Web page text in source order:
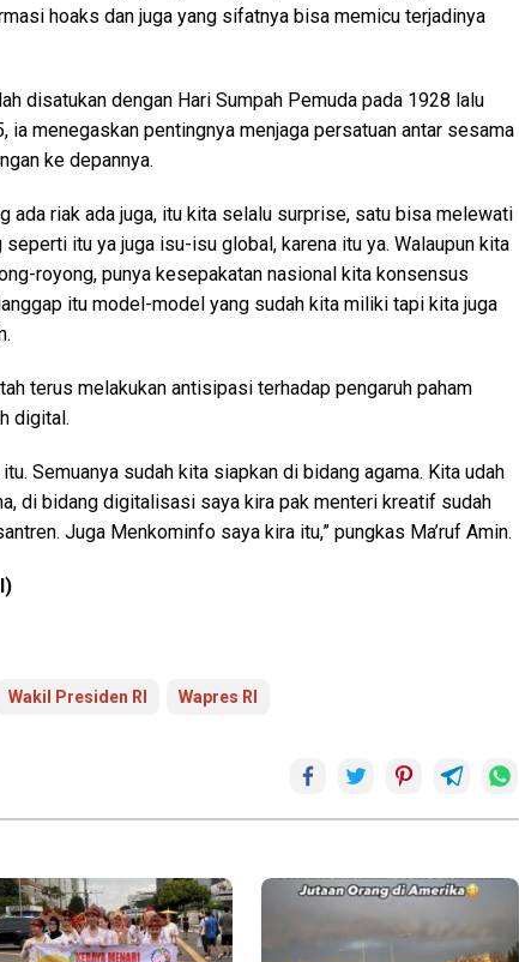
hoaks dan juga yang sifatnya bisa memicu terjadinya
disatukan dengan Hari Sumpah Pemuda pada 1928 lalu
ia menegaskan pentingnya menjaga persatuan antar sesama
ke depannya.
ada riak ada juga, itu kita selalu surprise, satu bisa melewati
itu ya juga isu-isu global, karena itu ya. Walaupun kita
royong, punya kesepakatan nasional kita konsensus
itu model-model yang sudah kita miliki tapi kita juga
terus melakukan antisipasi terhadap pengaruh paham
digital.
Semuanya sudah kita siapkan di bidang agama. Kita udah
di bidang digitalisasi saya kira pak menteri kreatif sudah
Juga Menkominfo saya kira itu,” pungkas Ma’ruf Amin.
Wakil Presiden RI Wapres RI